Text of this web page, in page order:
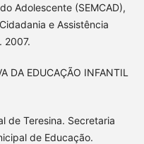
Adolescente (SEMCAD),
e Assistência
2007.
DA EDUCAÇÃO INFANTIL
de Teresina. Secretaria
de Educação.